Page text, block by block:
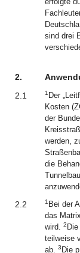
sind drei
2.
2.1
1 Der
Kosten
der
werden,
die
2.2 1 Bei der
das
wird. 2
teilweise
ab. 3 Die